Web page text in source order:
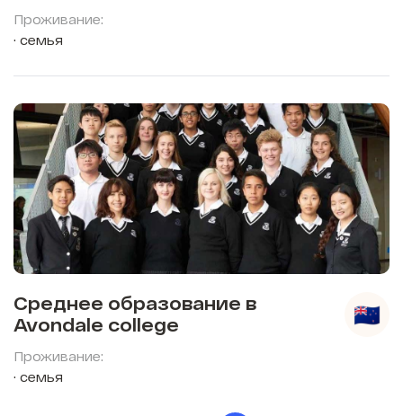
Проживание:
семья
Среднее образование в
Avondale college
Проживание:
семья